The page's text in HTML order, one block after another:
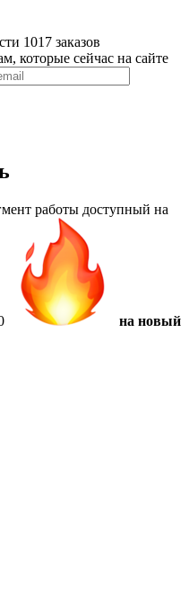
1017 заказов
которые сейчас на сайте
работы доступный на
на новый